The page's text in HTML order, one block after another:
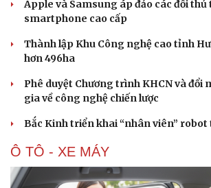
Văn hóa
Sân khấu - Điện ảnh
Văn học
Nghệ sĩ
Thời trang
Apple và Samsung áp đảo các đối
smartphone cao cấp
Thành lập Khu Công nghệ cao tỉnh
hơn 496ha
Phê duyệt Chương trình KHCN và đổi
gia về công nghệ chiến lược
Bắc Kinh triển khai “nhân viên” robot
Ô TÔ - XE MÁY